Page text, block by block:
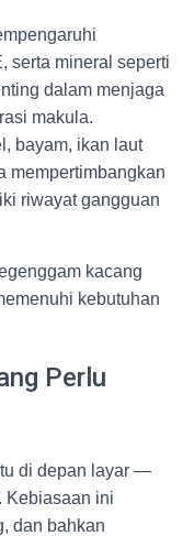
serta mineral seperti
dalam menjaga
makula.
bayam, ikan laut
mempertimbangkan
riwayat gangguan
kacang
kebutuhan
Perlu
di depan layar —
Kebiasaan ini
dan bahkan